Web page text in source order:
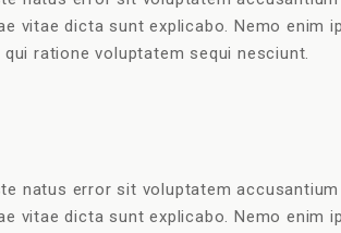
vitae dicta sunt explicabo. Nemo
ratione voluptatem sequi nesciunt.
natus error sit voluptatem
vitae dicta sunt explicabo. Nemo